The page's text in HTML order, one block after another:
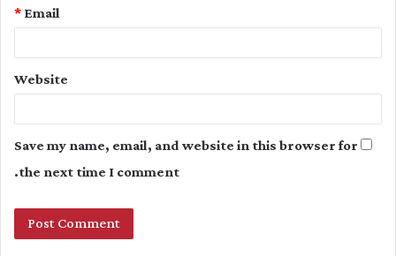
Email
*
Website
Save my name, email, and website in this browser for
the next time I comment.